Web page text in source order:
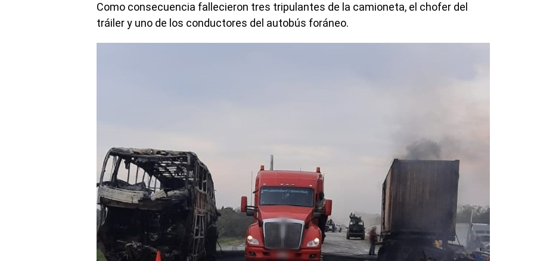
Como consecuencia fallecieron tres tripulantes de la camioneta, el chofer del
tráiler y uno de los conductores del autobús foráneo.